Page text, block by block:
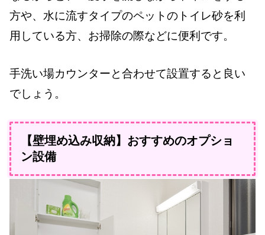
方や、水に流すタイプのペットのトイレ砂を利
用している方、お掃除の際などに便利です。
手洗い場カウンターと合わせて設置すると良い
でしょう。
【壁埋め込み収納】おすすめのオプショ
ン設備